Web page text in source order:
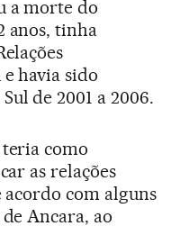
a morte do
anos, tinha
havia sido
de 2001 a 2006.
como
as relações
acordo com alguns
Ancara, ao